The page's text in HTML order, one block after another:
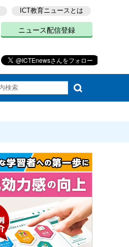
ICT教育ニュースとは
ニュース配信登録